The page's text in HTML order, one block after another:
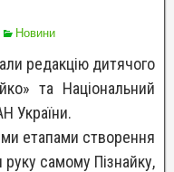
Новини
редакцію дитячого
та Національний
України.
етапами створення
самому Пізнайку,